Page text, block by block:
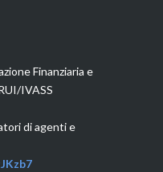
Finanziaria e
IVASS
di agenti e